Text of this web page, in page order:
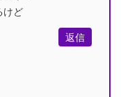
けど
返信